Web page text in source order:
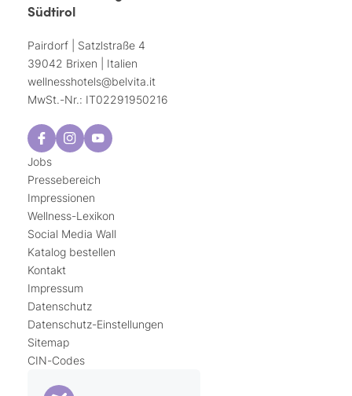
Südtirol
Pairdorf | Satzlstraße 4
39042 Brixen | Italien
wellnesshotels@belvita.it
MwSt.-Nr.: IT02291950216
Jobs
Pressebereich
Impressionen
Wellness-Lexikon
Social Media Wall
Katalog bestellen
Kontakt
Impressum
Datenschutz
Datenschutz-Einstellungen
Sitemap
CIN-Codes